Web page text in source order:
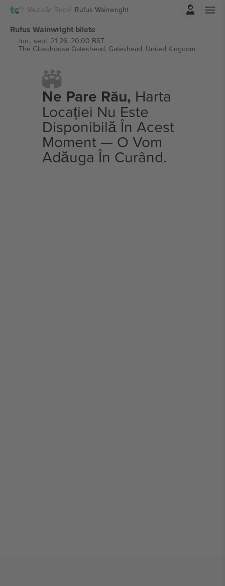
Muzică Rock Rufus WainwrightAutentificare
Rufus Wainwright bilete
lun., sept. 21 26, 20:00 BST
The Glasshouse Gateshead, Gateshead, United Kingdom
Ne Pare Rău, Harta
Locației Nu Este
Disponibilă În Acest
Moment — O Vom
Adăuga În Curând.